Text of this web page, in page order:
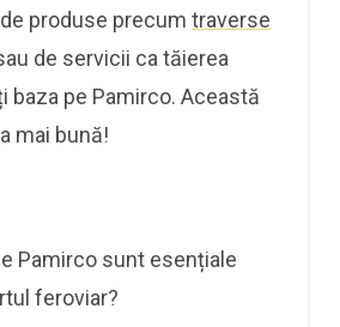
produse precum traverse
de servicii ca tăierea
baza pe Pamirco. Această
mai bună!
Pamirco sunt esențiale
feroviar?